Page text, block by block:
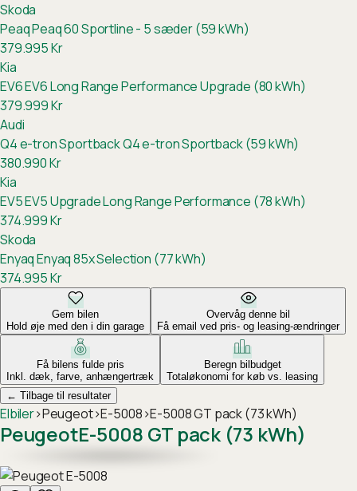
Skoda
PeaqPeaq 60 Sportline - 5 sæder (59 kWh)
379.995Kr
Kia
EV6EV6 Long Range Performance Upgrade (80 kWh)
379.999Kr
Audi
Q4 e-tron SportbackQ4 e-tron Sportback (59 kWh)
380.990Kr
Kia
EV5EV5 Upgrade Long Range Performance (78 kWh)
374.999Kr
Skoda
EnyaqEnyaq 85x Selection (77 kWh)
374.995Kr
Gem bilen
Hold øje med den i din garage
Overvåg denne bil
Få email ved pris- og leasing-ændringer
Få bilens fulde pris
Inkl. dæk, farve, anhængertræk
Beregn bilbudget
Totaløkonomi for køb vs. leasing
← Tilbage til resultater
Elbiler›Peugeot›E-5008›E-5008 GT pack (73 kWh)
PeugeotE-5008 GT pack (73 kWh)